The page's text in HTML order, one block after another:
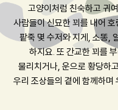
고양이처럼 친숙하고 귀
사람들이 신묘한 꾀를 내어
팥죽 몇 수저와 지게, 소똥,
하지요. 또 간교한 꾀를
물리치거나, 운으로 황당하
우리 조상들의 곁에 함께하며